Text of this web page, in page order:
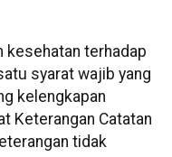
kesehatan terhadap
syarat wajib yang
kelengkapan
Keterangan Catatan
tidak